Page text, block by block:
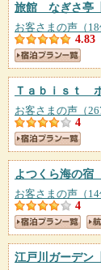
旅館 なぎさ亭
お客さまの声（18
4.83
Ｔａｂｉｓｔ
お客さまの声（
4
よつくら海の
お客さまの声（14
4
江戸川ガーデン